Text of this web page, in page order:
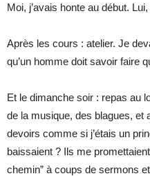
Moi, j’avais honte au début.
Après les cours : atelier. Je
qu’un homme doit savoir faire
Et le dimanche soir : repas au
de la musique, des blagues, et
devoirs comme si j’étais un
baissaient ? Ils me
chemin” à coups de sermons